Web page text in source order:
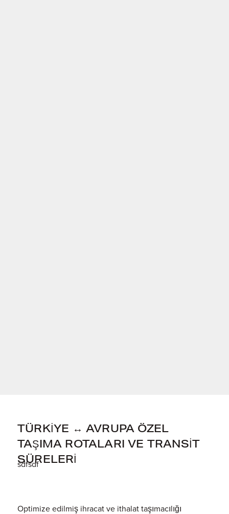
TÜRKİYE ↔ AVRUPA ÖZEL
TAŞIMA ROTALARI VE TRANSİT
SÜRELERİ
sdfsdf
Optimize edilmiş ihracat ve ithalat taşımacılığı